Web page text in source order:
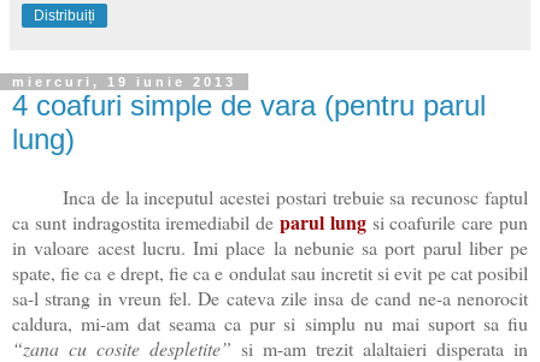
Distribuiți
miercuri, 19 iunie 2013
4 coafuri simple de vara (pentru parul
lung)
Inca de la inceputul acestei postari trebuie sa recunosc faptul
ca sunt indragostita iremediabil de parul lungsi coafurile care pun
in valoare acest lucru. Imi place la nebunie sa port parul liber pe
spate, fie ca e drept, fie ca e ondulat sau incretit si evit pe cat posibil
sa-l strang in vreun fel. De cateva zile insa de cand ne-a nenorocit
caldura, mi-am dat seama ca pur si simplu nu mai suport sa fiu
“zana cu cosite despletite” si m-am trezit alaltaieri disperata in